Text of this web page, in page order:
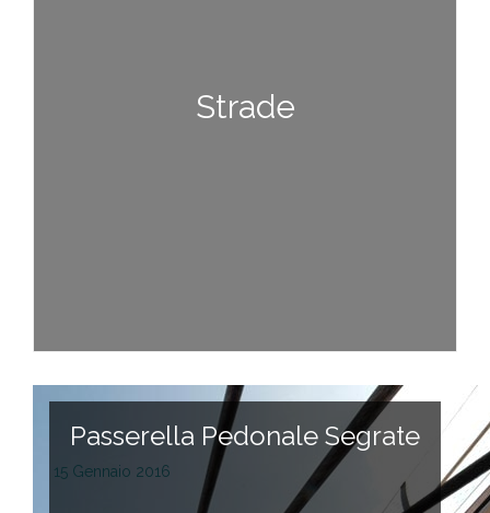
Strade
Passerella Pedonale Segrate
15 Gennaio 2016